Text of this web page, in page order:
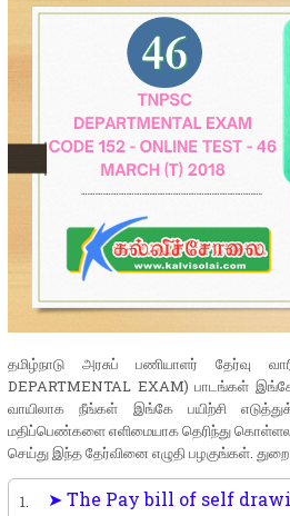
தமிழ்நாடு அரசுப் பணியாளர் தேர்வு
DEPARTMENTAL EXAM) பாடங்கள்
வாயிலாக நீங்கள் இங்கே பயிற்சி
மதிப்பெண்களை எளிமையாக தெரிந்து
செய்து இந்த தேர்வினை எழுதி பழகுங்கள்.
1. ➤ The Pay bill of self